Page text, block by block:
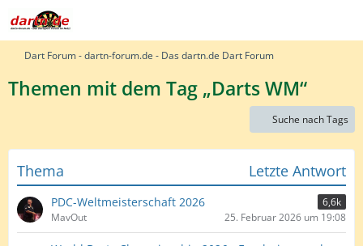
Dart Forum - dartn-forum.de - Das dartn.de Dart Forum
Themen mit dem Tag „Darts WM“
Suche nach Tags
Thema Letzte Antwort
PDC-Weltmeisterschaft 2026
6,6k
MavOut
25. Februar 2026 um 19:08